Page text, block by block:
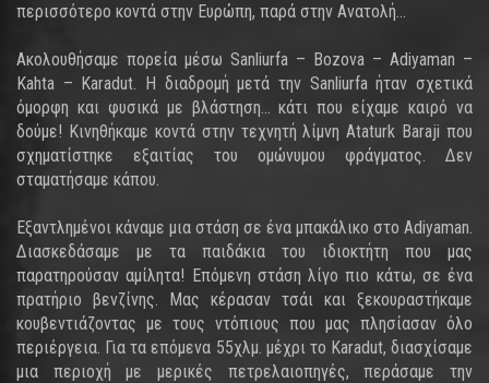
περισσότερο κοντά στην Ευρώπη, παρά στην Ανατολή...
Ακολουθήσαμε πορεία μέσω Sanliurfa – Bozova – Adiyaman –
Kahta – Karadut. Η διαδρομή μετά την Sanliurfa ήταν σχετικά
όμορφη και φυσικά με βλάστηση... κάτι που είχαμε καιρό να
δούμε! Κινηθήκαμε κοντά στην τεχνητή λίμνη Ataturk Baraji που
σχηματίστηκε εξαιτίας του ομώνυμου φράγματος. Δεν
σταματήσαμε κάπου.
Εξαντλημένοι κάναμε μια στάση σε ένα μπακάλικο στο Adiyaman.
Διασκεδάσαμε με τα παιδάκια του ιδιοκτήτη που μας
παρατηρούσαν αμίλητα! Επόμενη στάση λίγο πιο κάτω, σε ένα
πρατήριο βενζίνης. Μας κέρασαν τσάι και ξεκουραστήκαμε
κουβεντιάζοντας με τους ντόπιους που μας πλησίασαν όλο
περιέργεια. Για τα επόμενα 55χλμ. μέχρι το Karadut, διασχίσαμε
μια περιοχή με μερικές πετρελαιοπηγές, περάσαμε την